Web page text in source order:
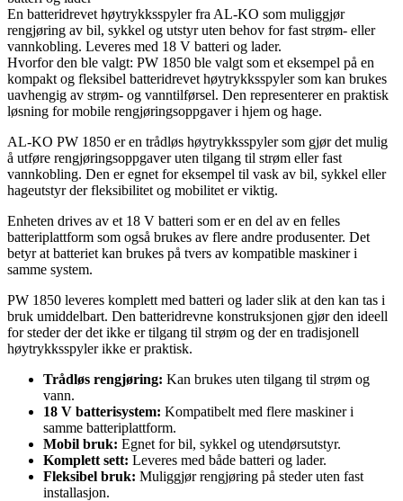
En batteridrevet høytrykksspyler fra AL-KO som muliggjør
rengjøring av bil, sykkel og utstyr uten behov for fast strøm- eller
vannkobling. Leveres med 18 V batteri og lader.
Hvorfor den ble valgt: PW 1850 ble valgt som et eksempel på en
kompakt og fleksibel batteridrevet høytrykksspyler som kan brukes
uavhengig av strøm- og vanntilførsel. Den representerer en praktisk
løsning for mobile rengjøringsoppgaver i hjem og hage.
AL-KO PW 1850 er en trådløs høytrykksspyler som gjør det mulig
å utføre rengjøringsoppgaver uten tilgang til strøm eller fast
vannkobling. Den er egnet for eksempel til vask av bil, sykkel eller
hageutstyr der fleksibilitet og mobilitet er viktig.
Enheten drives av et 18 V batteri som er en del av en felles
batteriplattform som også brukes av flere andre produsenter. Det
betyr at batteriet kan brukes på tvers av kompatible maskiner i
samme system.
PW 1850 leveres komplett med batteri og lader slik at den kan tas i
bruk umiddelbart. Den batteridrevne konstruksjonen gjør den ideell
for steder der det ikke er tilgang til strøm og der en tradisjonell
høytrykksspyler ikke er praktisk.
Trådløs rengjøring: Kan brukes uten tilgang til strøm og
vann.
18 V batterisystem: Kompatibelt med flere maskiner i
samme batteriplattform.
Mobil bruk: Egnet for bil, sykkel og utendørsutstyr.
Komplett sett: Leveres med både batteri og lader.
Fleksibel bruk: Muliggjør rengjøring på steder uten fast
installasjon.